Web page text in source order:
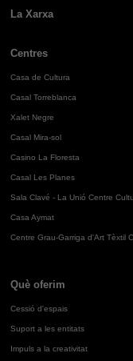
La Xarxa
Centres
Casa de Cultura
Casal Torreblanca
Xalet Negre
Casal Mira-sol
Casino La Floresta
Casal Les Planes
Sala Clavé - La Unió Centre
Casa Aymat
Centre Grau-Garriga d'Art Tèxtil
Què oferim
Cessió d'espais
Suport a les entitats
Impuls a la creativitat